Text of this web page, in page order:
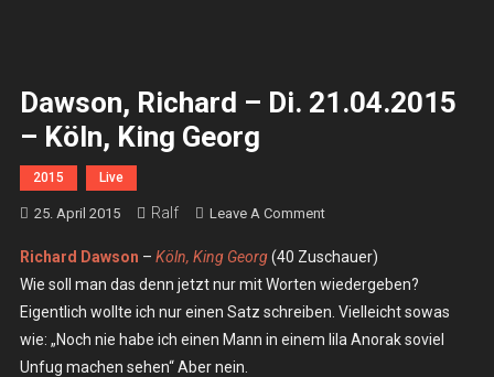
Dawson, Richard – Di. 21.04.2015
– Köln, King Georg
2015 Live
25. April 2015 Ralf Leave A CommentOn
Richard
–
Di.
21.04.2015
Richard Dawson – Köln, King Georg(40 Zuschauer)
Wie soll man das denn jetzt nur mit Worten wiedergeben?
Eigentlich wollte ich nur einen Satz schreiben. Vielleicht sowas
wie: „Noch nie habe ich einen Mann in einem lila Anorak soviel
Unfug machen sehen“ Aber nein.